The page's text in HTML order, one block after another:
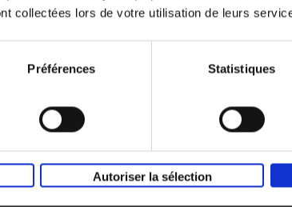
collectées lors de votre utilisation de leurs
Préférences Statistiques
Autoriser la sélection
Content Marketing like a
2023 352